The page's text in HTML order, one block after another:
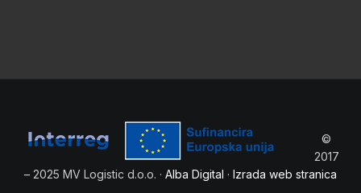
©
2017
– 2025 MV Logistic d.o.o. · Alba Digital · Izrada web stranica